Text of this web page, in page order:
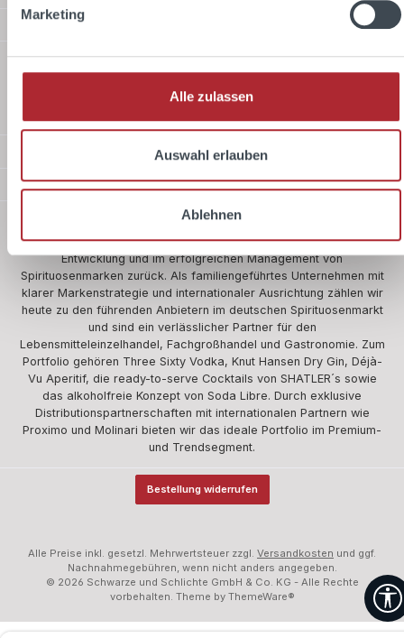
Marketing
Alle zulassen
Auswahl erlauben
Ablehnen
Informationen
Versandarten
Standard
Sicher Einkaufen
Wir blicken auf über 360 Jahre Erfahrung in der Herstellung,
Entwicklung und im erfolgreichen Management von
Spirituosenmarken zurück. Als familiengeführtes Unternehmen mit
klarer Markenstrategie und internationaler Ausrichtung zählen wir
heute zu den führenden Anbietern im deutschen Spirituosenmarkt
und sind ein verlässlicher Partner für den
Lebensmitteleinzelhandel, Fachgroßhandel und Gastronomie. Zum
Portfolio gehören Three Sixty Vodka, Knut Hansen Dry Gin, Déjà-
Vu Aperitif, die ready-to-serve Cocktails von SHATLER´s sowie
das alkoholfreie Konzept von Soda Libre. Durch exklusive
Distributionspartnerschaften mit internationalen Partnern wie
Proximo und Molinari bieten wir das ideale Portfolio im Premium-
und Trendsegment.
Bestellung widerrufen
Alle Preise inkl. gesetzl. Mehrwertsteuer zzgl. Versandkosten und ggf.
Nachnahmegebühren, wenn nicht anders angegeben.
© 2026 Schwarze und Schlichte GmbH & Co. KG - Alle Rechte
vorbehalten. Theme by ThemeWare®